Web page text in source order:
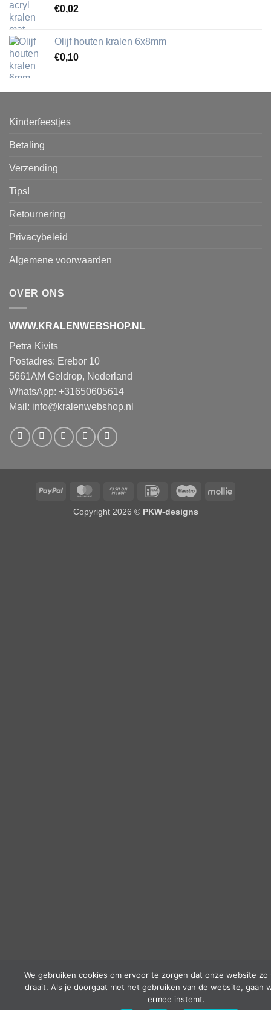
€0,02
Olijf houten kralen 6x8mm
€0,10
Kinderfeestjes
Betaling
Verzending
Tips!
Retournering
Privacybeleid
Algemene voorwaarden
OVER ONS
WWW.KRALENWEBSHOP.NL
Petra Kivits
Postadres: Erebor 10
5661AM Geldrop, Nederland
WhatsApp: +31650605614
Mail: info@kralenwebshop.nl
PayPal MasterCardCash
Pickup
IDeal Maestro Mollie
Copyright 2026 © PKW-designs
We gebruiken cookies om ervoor te zorgen dat onze website zo
draait. Als je doorgaat met het gebruiken van de website, gaan
ermee instemt.